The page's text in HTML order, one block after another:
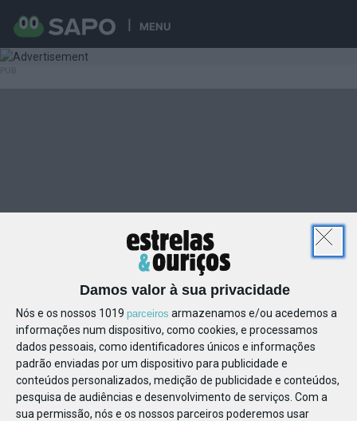
Damos valor à sua privacidade
Nós e os nossos 1019 parceiros armazenamos e/ou acedemos a
informações num dispositivo, como cookies, e processamos
dados pessoais, como identificadores únicos e informações
padrão enviadas por um dispositivo para publicidade e
conteúdos personalizados, medição de publicidade e conteúdos,
pesquisa de audiências e desenvolvimento de serviços. Com a
sua permissão, nós e os nossos parceiros poderemos usar
MENU